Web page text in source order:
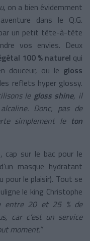
, on a bien évidemment
dans le Q.G.
par un petit tête-à-tête
vos envies. Deux
100 % naturel qui
douceur, ou le gloss
reflets hyper glossy.
le gloss shine, il
Donc, pas de
simplement le ton
cap sur le bac pour le
masque hydratant
pour le plaisir). Tout se
le king Christophe
entre 20 et 25 % de
car c’est un service
moment.”